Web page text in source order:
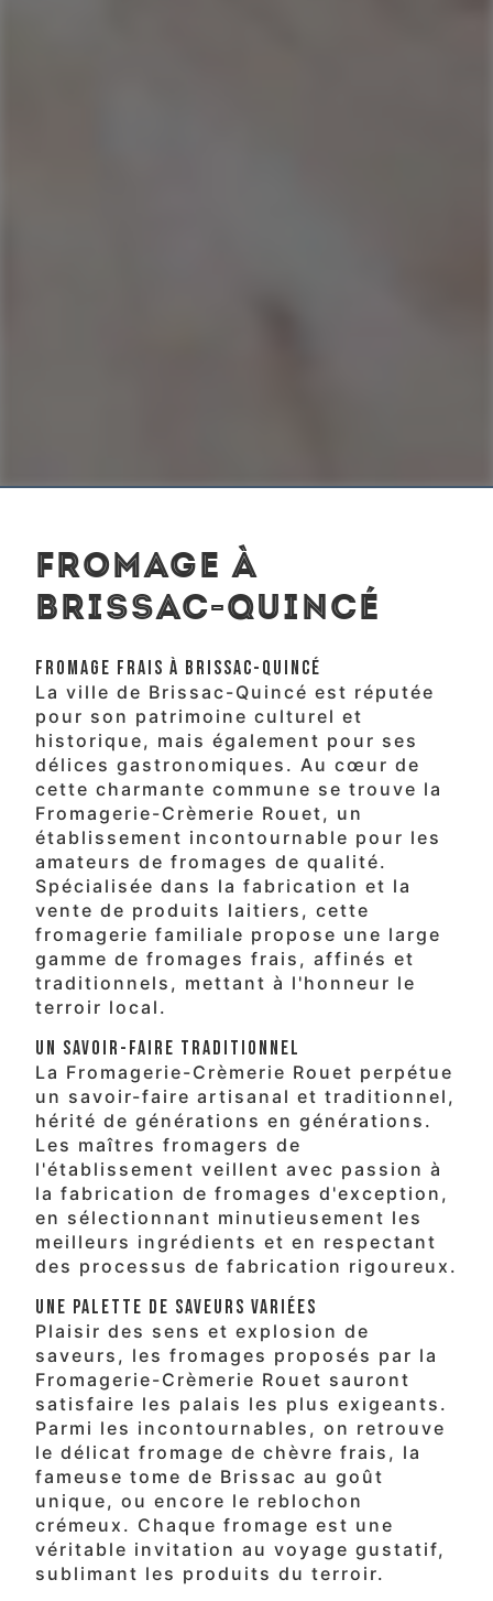
fromage à
Brissac-Quincé
FROMAGE FRAIS À BRISSAC-QUINCÉ
La ville de Brissac-Quincé est réputée
pour son patrimoine culturel et
historique, mais également pour ses
délices gastronomiques. Au cœur de
cette charmante commune se trouve la
Fromagerie-Crèmerie Rouet, un
établissement incontournable pour les
amateurs de fromages de qualité.
Spécialisée dans la fabrication et la
vente de produits laitiers, cette
fromagerie familiale propose une large
gamme de fromages frais, affinés et
traditionnels, mettant à l'honneur le
terroir local.
Un Savoir-Faire Traditionnel
La Fromagerie-Crèmerie Rouet perpétue
un savoir-faire artisanal et traditionnel,
hérité de générations en générations.
Les maîtres fromagers de
l'établissement veillent avec passion à
la fabrication de fromages d'exception,
en sélectionnant minutieusement les
meilleurs ingrédients et en respectant
des processus de fabrication rigoureux.
Une Palette de Saveurs Variées
Plaisir des sens et explosion de
saveurs, les fromages proposés par la
Fromagerie-Crèmerie Rouet sauront
satisfaire les palais les plus exigeants.
Parmi les incontournables, on retrouve
le délicat fromage de chèvre frais, la
fameuse tome de Brissac au goût
unique, ou encore le reblochon
crémeux. Chaque fromage est une
véritable invitation au voyage gustatif,
sublimant les produits du terroir.